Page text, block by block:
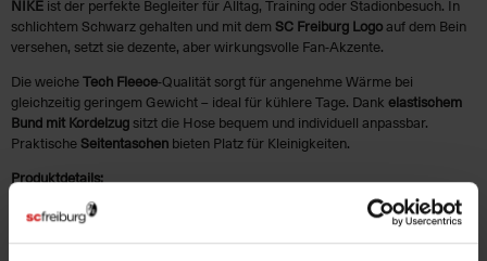
NIKE ist der perfekte Begleiter für Alltag, Training oder Stadionbesuch. In
schlichtem Schwarz gehalten und mit dem SC Freiburg Logoauf dem Bein
versehen, setzt sie dezente, aber wirkungsvolle Fan-Akzente.
Die weicheTech Fleece-Qualität sorgt für angenehme Wärme bei
gleichzeitig geringem Gewicht – ideal für kühlere Tage. Dank elastischem
Bund mit Kordelzug sitzt die Hose bequem und individuell anpassbar.
Praktische Seitentaschen bieten Platz für Kleinigkeiten.
Produktdetails:
Farbe: Schwarz